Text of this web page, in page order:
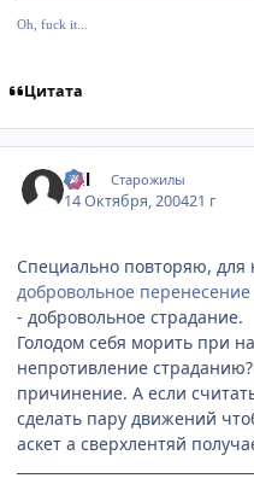
Oh, fuck it...
Цитата
Stil Старожилы
14 Октября, 200421 г
Специально повторяю, для
добровольное
- добровольное страдание.
Голодом себя морить при
непротивление
причинение. А если
сделать пару движений
аскет а сверхлентяй